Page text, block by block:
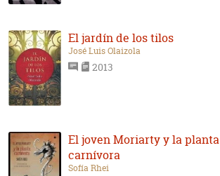
El jardín de los tilos
José Luis Olaizola
2013
El joven Moriarty y la planta
carnívora
Sofía Rhei